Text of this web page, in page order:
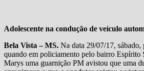
Adolescente na condução de veículo
Bela Vista – MS. Na data 29/07/17,
quando em policiamento pelo bairro Espírito
Marys uma guarnição PM avistou que uma